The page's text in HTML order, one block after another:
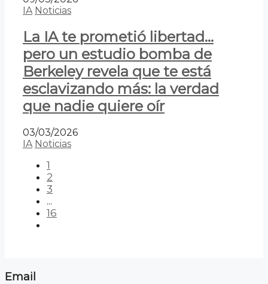
IA Noticias
La IA te prometió libertad…
pero un estudio bomba de
Berkeley revela que te está
esclavizando más: la verdad
que nadie quiere oír
03/03/2026
IA Noticias
1
2
3
...
16
Email